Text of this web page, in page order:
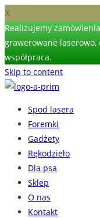
X
Realizujemy
grawerowane laserowo,
współpraca.
Skip to content
Spod lasera
Foremki
Gadżety
Rękodzieło
Dla psa
Sklep
O nas
Kontakt